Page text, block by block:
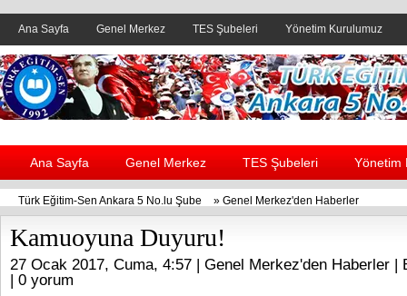
Ana Sayfa Genel Merkez TES Şubeleri Yönetim Kurulumuz
Header yanı reklam alanı
Ana Sayfa Genel Merkez TES Şubeleri Yönetim
Türk Eğitim-Sen Ankara 5 No.lu Şube » Genel Merkez'den Haberler
Kamuoyuna Duyuru!
27 Ocak 2017, Cuma, 4:57 | Genel Merkez'den Haberler |
| 0 yorum